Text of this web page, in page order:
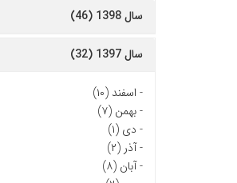
سال 1398 (46)
سال 1397 (32)
- اسفند (۱۰)
-بهمن (۷)
- دی (۱)
-آذر (۲)
-آبان (۸)